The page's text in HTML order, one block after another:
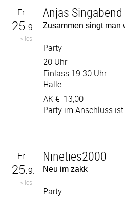
Fr.
25.9.
>.ics
Anjas Singabend
Zusammen singt man
Party
20 Uhr
Einlass 19.30 Uhr
Halle
AK € 13,00
Party im Anschluss
Fr.
25.9.
>.ics
Nineties2000
Neu im zakk
Party